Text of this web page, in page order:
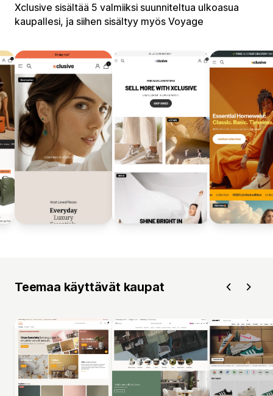
Xclusive sisältää 5 valmiiksi suunniteltua ulkoasua
kaupallesi, ja siihen sisältyy myös Voyage
Teemaa käyttävät kaupat